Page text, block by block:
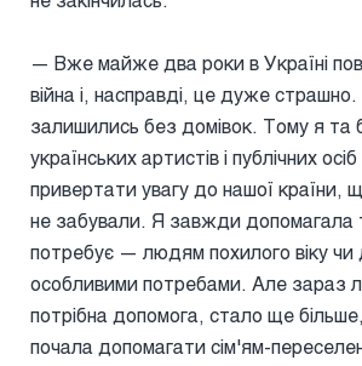
— Вже майже два роки в Україні
війна і, насправді, це дуже
залишились без домівок. Тому я та
українських артистів і публічних
привертати увагу до нашої країни,
не забували. Я завжди допомагала
потребує — людям похилого віку чи
особливими потребами. Але зараз
потрібна допомога, стало ще
почала допомагати сім'ям-